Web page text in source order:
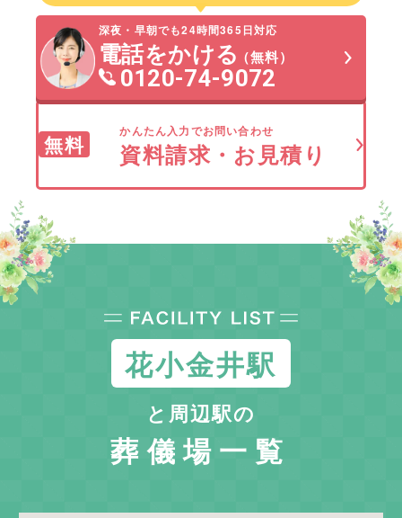
深夜・早朝でも24時間365日対応
電話をかける（無料）
0120-74-9072
無料
かんたん入力でお問い合わせ
資料請求・お見積り
花小金井駅
と周辺駅の
葬儀場一覧